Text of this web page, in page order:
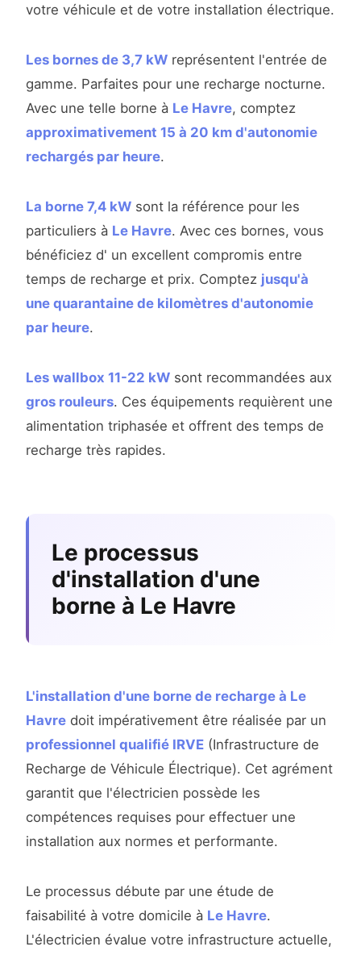
votre véhicule et de votre installation électrique.
Les bornes de 3,7 kW représentent l'entrée de
gamme. Parfaites pour une recharge nocturne.
Avec une telle borne à Le Havre, comptez
approximativement 15 à 20 km d'autonomie
rechargés par heure.
La borne 7,4 kW sont la référence pour les
particuliers à Le Havre. Avec ces bornes, vous
bénéficiez d' un excellent compromis entre
temps de recharge et prix. Comptez jusqu'à
une quarantaine de kilomètres d'autonomie
par heure.
Les wallbox 11-22 kW sont recommandées aux
gros rouleurs. Ces équipements requièrent une
alimentation triphasée et offrent des temps de
recharge très rapides.
Le processus
d'installation d'une
borne à Le Havre
L'installation d'une borne de recharge à Le
Havre doit impérativement être réalisée par un
professionnel qualifié IRVE (Infrastructure de
Recharge de Véhicule Électrique). Cet agrément
garantit que l'électricien possède les
compétences requises pour effectuer une
installation aux normes et performante.
Le processus débute par une étude de
faisabilité à votre domicile à Le Havre.
L'électricien évalue votre infrastructure actuelle,